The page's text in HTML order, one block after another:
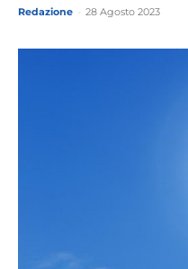
Redazione 28 Agosto 2023